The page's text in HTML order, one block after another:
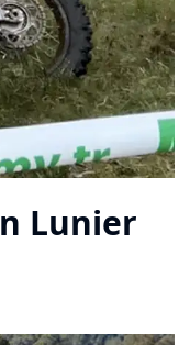
Lunier